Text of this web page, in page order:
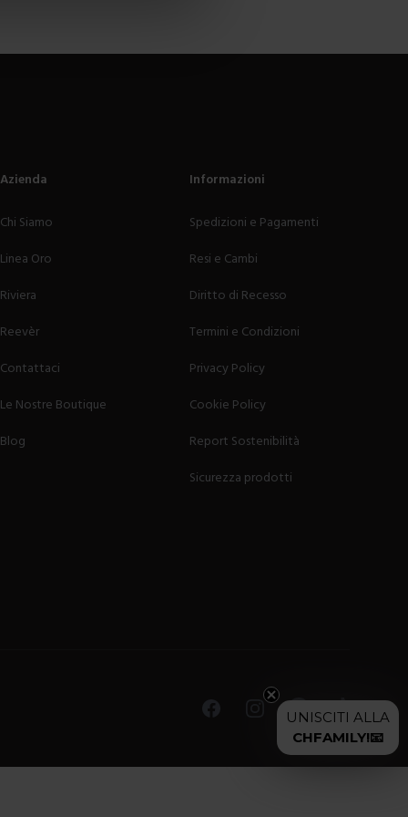
colorie motivi, di varimaterialieforme, da quelle più
a frequenti lavaggi, perfetti per evitare che il divano
Sarà facile e veloce cambiare “vestito” al tuo divano,
tuo salotto a diventare un caldo giaciglio in inverno e una
e funzionalità, sei nel posto giusto!
divano quotidianamente, contando contemporaneamente
casa. Scegliere di utilizzare una copertura per il divano
che viene utilizzato per il copridivano è sottoposto ad uno
e la capacità di evitare le macchie.
nel modo corretto. Generalmente, come per tutti i
cui è composto migliore sarà la sua qualità.
Azienda
Chi Siamo
Linea Oro
Riviera
Reevèr
Contattaci
Le Nostre Boutique
Blog
Informazioni
Spedizioni e Pagamenti
Resi e Cambi
Diritto di Recesso
Termini e Condizioni
Privacy Policy
Cookie Policy
Report Sostenibilità
Sicurezza prodotti
Facebook InstagramPinterestTikTok
UNISCITI ALLA
CHFAMILY!📧